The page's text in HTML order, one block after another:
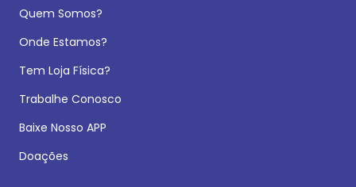
Quem Somos?
Onde Estamos?
Tem Loja Física?
Trabalhe Conosco
Baixe Nosso APP
Doações